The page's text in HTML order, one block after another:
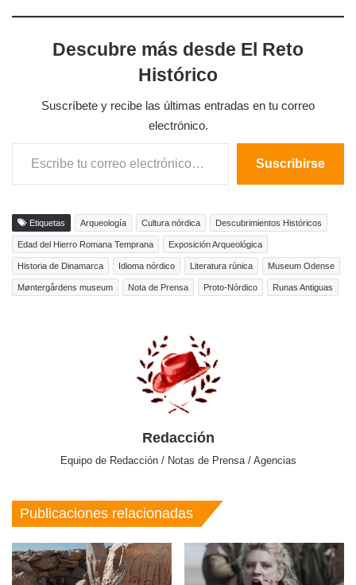
Descubre más desde El Reto
Histórico
Suscríbete y recibe las últimas entradas en tu correo
electrónico.
Escribe tu correo electrónico…
Suscribirse
Etiquetas Arqueología Cultura nórdica Descubrimientos Históricos
Edad del Hierro Romana Temprana Exposición Arqueológica
Historia de Dinamarca Idioma nórdico Literatura rúnica Museum Odense
Møntergårdens museum Nota de Prensa Proto-Nórdico Runas Antiguas
Redacción
Equipo de Redacción / Notas de Prensa / Agencias
Publicaciones relacionadas